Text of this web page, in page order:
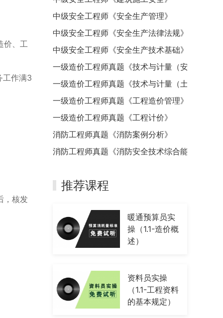
价、工
工作满3
，核发
中级安全工程师《安全生产管理》
中级安全工程师《安全生产法律法规》
中级安全工程师《安全生产技术基础》
一级造价工程师真题《技术与计量（安装）》
一级造价工程师真题《技术与计量（土建）》
一级造价工程师真题《工程造价管理》
一级造价工程师真题《工程计价》
消防工程师真题《消防案例分析》
消防工程师真题《消防安全技术综合能力》
推荐课程
暖通预算员实
操（1.1-造价概
述）
资料员实操
（1.1-工程资料
的基本规定）